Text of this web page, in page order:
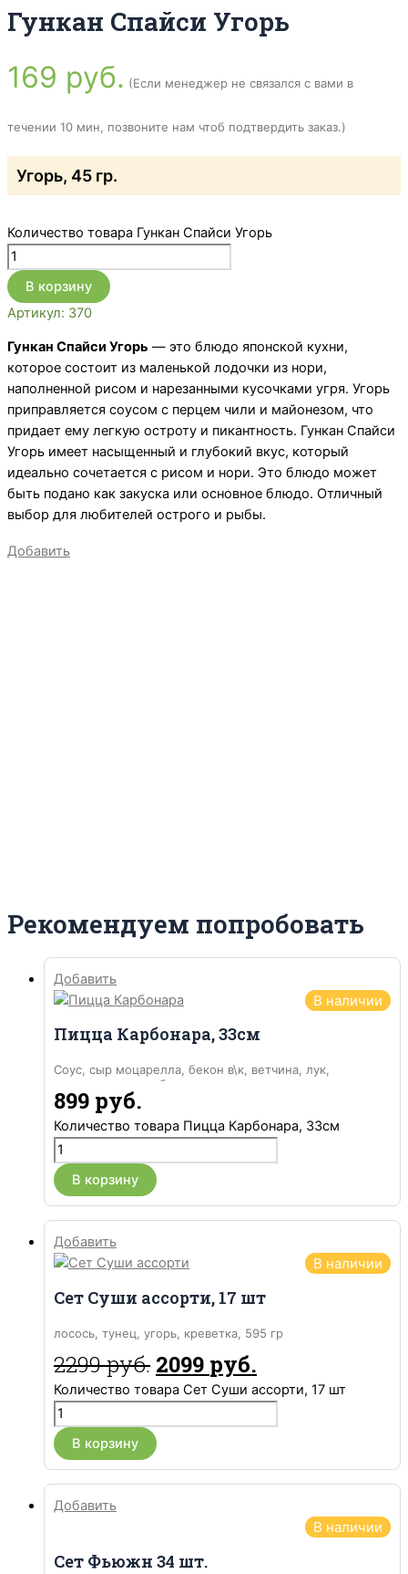
Гункан Спайси Угорь
169 руб. (Если менеджер не связался с вами в
течении 10 мин, позвоните нам чтоб подтвердить заказ.)
Угорь, 45 гр.
Количество товара Гункан Спайси Угорь
В корзину
Артикул: 370
Гункан Спайси Угорь — это блюдо японской кухни,
которое состоит из маленькой лодочки из нори,
наполненной рисом и нарезанными кусочками угря. Угорь
приправляется соусом с перцем чили и майонезом, что
придает ему легкую остроту и пикантность. Гункан Спайси
Угорь имеет насыщенный и глубокий вкус, который
идеально сочетается с рисом и нори. Это блюдо может
быть подано как закуска или основное блюдо. Отличный
выбор для любителей острого и рыбы.
Добавить
Рекомендуем попробовать
Добавить
В наличии
Пицца Карбонара, 33см
Соус, сыр моцарелла, бекон в\к, ветчина, лук,
шампиньоны, колбаски охотничьи
899 руб.
Количество товара Пицца Карбонара, 33см
В корзину
Добавить
В наличии
Cет Суши ассорти, 17 шт
лосось, тунец, угорь, креветка, 595 гр
2299руб. 2099 руб.
Количество товара Cет Суши ассорти, 17 шт
В корзину
Добавить
В наличии
Сет Фьюжн 34 шт.